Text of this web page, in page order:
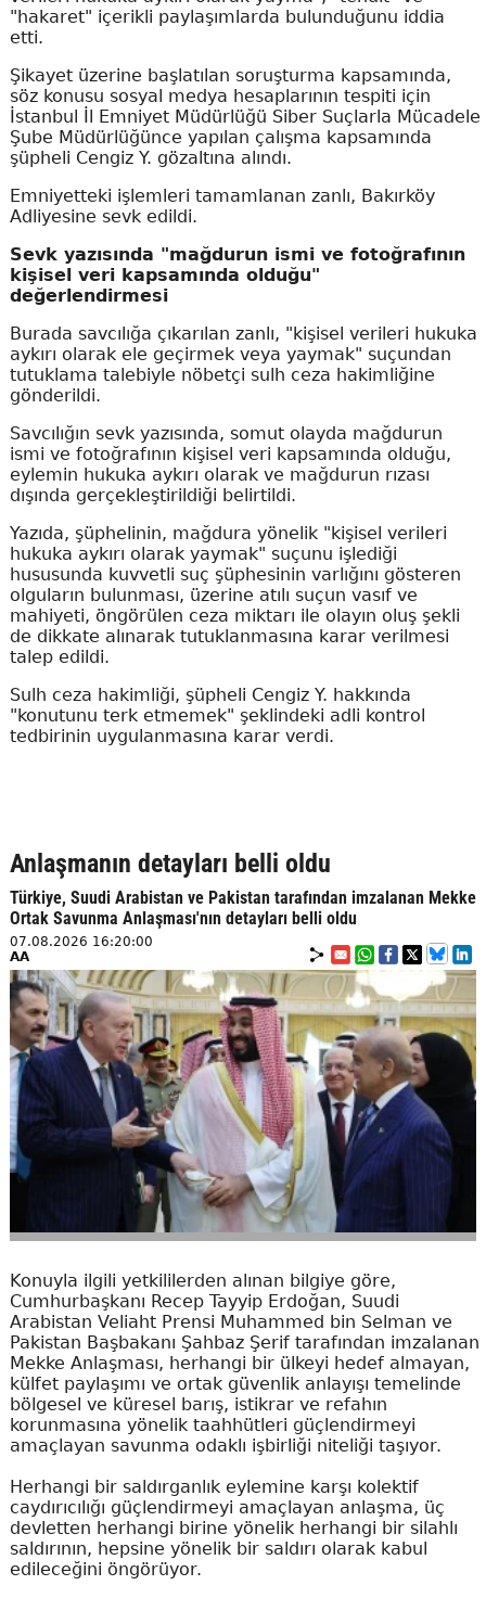
"hakaret" içerikli paylaşımlarda bulunduğunu iddia
etti.
Şikayet üzerine başlatılan soruşturma kapsamında,
söz konusu sosyal medya hesaplarının tespiti için
İstanbul İl Emniyet Müdürlüğü Siber Suçlarla Mücadele
Şube Müdürlüğünce yapılan çalışma kapsamında
şüpheli Cengiz Y. gözaltına alındı.
Emniyetteki işlemleri tamamlanan zanlı, Bakırköy
Adliyesine sevk edildi.
Sevk yazısında "mağdurun ismi ve fotoğrafının
kişisel veri kapsamında olduğu"
değerlendirmesi
Burada savcılığa çıkarılan zanlı, "kişisel verileri hukuka
aykırı olarak ele geçirmek veya yaymak" suçundan
tutuklama talebiyle nöbetçi sulh ceza hakimliğine
gönderildi.
Savcılığın sevk yazısında, somut olayda mağdurun
ismi ve fotoğrafının kişisel veri kapsamında olduğu,
eylemin hukuka aykırı olarak ve mağdurun rızası
dışında gerçekleştirildiği belirtildi.
Yazıda, şüphelinin, mağdura yönelik "kişisel verileri
hukuka aykırı olarak yaymak" suçunu işlediği
hususunda kuvvetli suç şüphesinin varlığını gösteren
olguların bulunması, üzerine atılı suçun vasıf ve
mahiyeti, öngörülen ceza miktarı ile olayın oluş şekli
de dikkate alınarak tutuklanmasına karar verilmesi
talep edildi.
Sulh ceza hakimliği, şüpheli Cengiz Y. hakkında
"konutunu terk etmemek" şeklindeki adli kontrol
tedbirinin uygulanmasına karar verdi.
Anlaşmanın detayları belli oldu
Türkiye, Suudi Arabistan ve Pakistan tarafından imzalanan Mekke
Ortak Savunma Anlaşması'nın detayları belli oldu
07.08.2026 16:20:00
AA
Konuyla ilgili yetkililerden alınan bilgiye göre,
Cumhurbaşkanı Recep Tayyip Erdoğan, Suudi
Arabistan Veliaht Prensi Muhammed bin Selman ve
Pakistan Başbakanı Şahbaz Şerif tarafından imzalanan
Mekke Anlaşması, herhangi bir ülkeyi hedef almayan,
külfet paylaşımı ve ortak güvenlik anlayışı temelinde
bölgesel ve küresel barış, istikrar ve refahın
korunmasına yönelik taahhütleri güçlendirmeyi
amaçlayan savunma odaklı işbirliği niteliği taşıyor.
Herhangi bir saldırganlık eylemine karşı kolektif
caydırıcılığı güçlendirmeyi amaçlayan anlaşma, üç
devletten herhangi birine yönelik herhangi bir silahlı
saldırının, hepsine yönelik bir saldırı olarak kabul
edileceğini öngörüyor.